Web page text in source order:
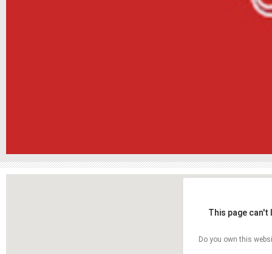
This page
Do you own this